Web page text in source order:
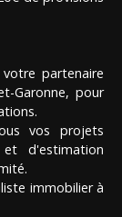
partenaire
Garonne, pour
vos projets
d'estimation
immobilier à